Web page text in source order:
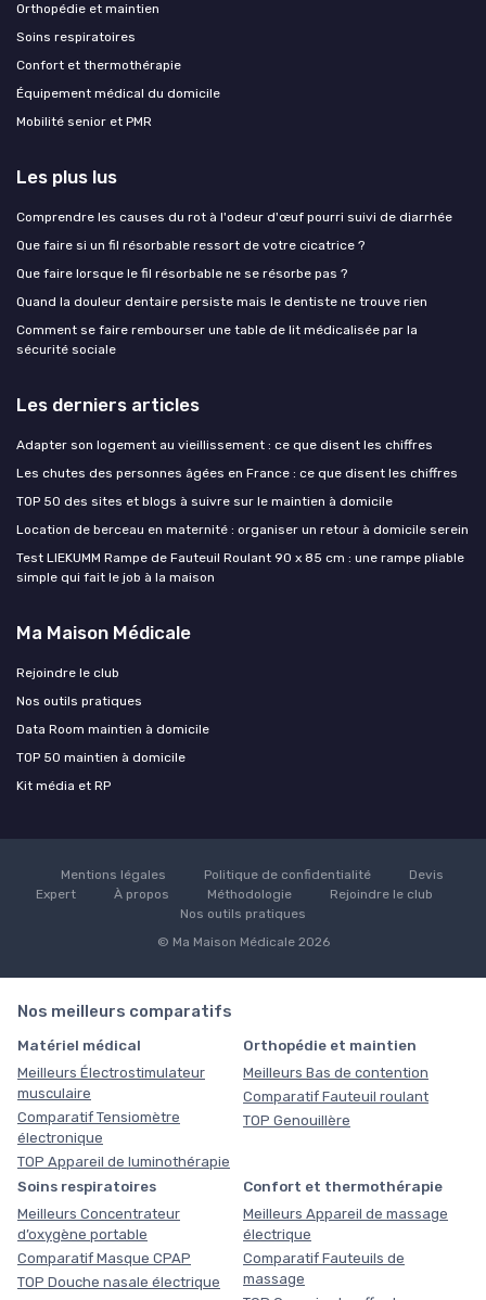
Orthopédie et maintien
Soins respiratoires
Confort et thermothérapie
Équipement médical du domicile
Mobilité senior et PMR
Les plus lus
Comprendre les causes du rot à l'odeur d'œuf pourri suivi de diarrhée
Que faire si un fil résorbable ressort de votre cicatrice ?
Que faire lorsque le fil résorbable ne se résorbe pas ?
Quand la douleur dentaire persiste mais le dentiste ne trouve rien
Comment se faire rembourser une table de lit médicalisée par la
sécurité sociale
Les derniers articles
Adapter son logement au vieillissement : ce que disent les chiffres
Les chutes des personnes âgées en France : ce que disent les chiffres
TOP 50 des sites et blogs à suivre sur le maintien à domicile
Location de berceau en maternité : organiser un retour à domicile serein
Test LIEKUMM Rampe de Fauteuil Roulant 90 x 85 cm : une rampe pliable
simple qui fait le job à la maison
Ma Maison Médicale
Rejoindre le club
Nos outils pratiques
Data Room maintien à domicile
TOP 50 maintien à domicile
Kit média et RP
Mentions légales Politique de confidentialité
Devis
Expert
À propos Méthodologie
Rejoindre le club
Nos outils pratiques
© Ma Maison Médicale 2026
Nos meilleurs comparatifs
Matériel médical
Meilleurs Électrostimulateur
musculaire
Comparatif Tensiomètre
électronique
TOP Appareil de luminothérapie
Orthopédie et maintien
Meilleurs Bas de contention
Comparatif Fauteuil roulant
TOP Genouillère
Soins respiratoires
Meilleurs Concentrateur
d’oxygène portable
Comparatif Masque CPAP
TOP Douche nasale électrique
Confort et thermothérapie
Meilleurs Appareil de massage
électrique
Comparatif Fauteuils de
massage